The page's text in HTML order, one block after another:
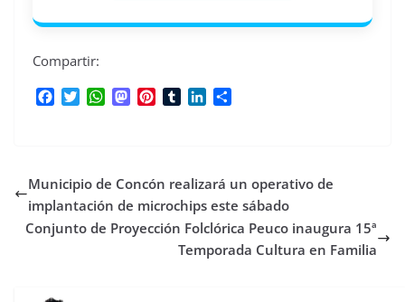
Compartir:
o
o
k
e
r
W
A
p
p
M
d
o
n
r
e
s
r
d
I
n
r
t
i
Municipio de Concón realizará un operativo de
implantación de microchips este sábado
Conjunto de Proyección Folclórica Peuco inaugura 15ª
Temporada Cultura en Familia